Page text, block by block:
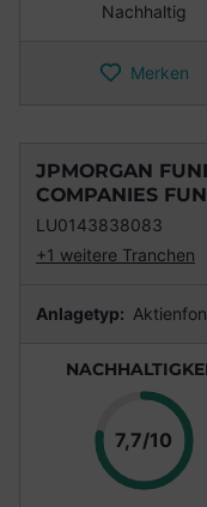
Nachhaltig
Merken
JPMORGAN
COMPANIES
LU0143838083
+1 weitere Tranchen
Anlagetyp:
7,7/10